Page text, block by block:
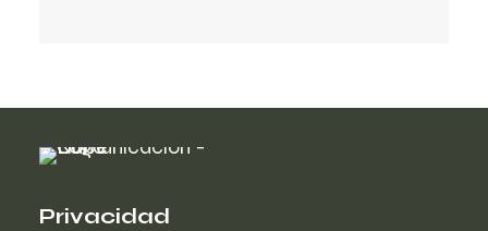
Privacidad